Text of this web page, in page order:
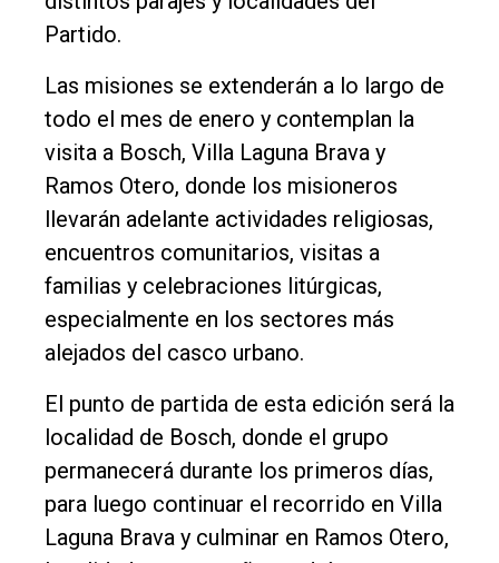
Edición
Empresa
Nosotros
Contacto
Partido.
Las misiones se extenderán a lo largo de
todo el mes de enero y contemplan la
visita a Bosch, Villa Laguna Brava y
Ramos Otero, donde los misioneros
llevarán adelante actividades religiosas,
encuentros comunitarios, visitas a
familias y celebraciones litúrgicas,
especialmente en los sectores más
alejados del casco urbano.
El punto de partida de esta edición será la
localidad de Bosch, donde el grupo
permanecerá durante los primeros días,
para luego continuar el recorrido en Villa
Laguna Brava y culminar en Ramos Otero,